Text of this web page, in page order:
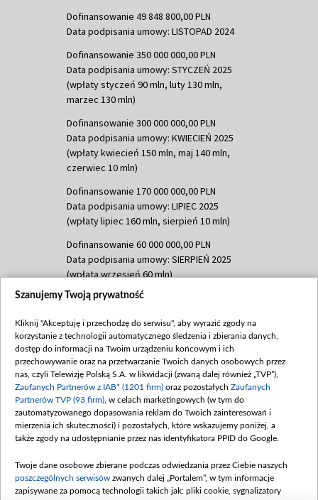
Dofinansowanie 49 848 800,00 PLN
Data podpisania umowy: LISTOPAD 2024
Dofinansowanie 350 000 000,00 PLN
Data podpisania umowy: STYCZEŃ 2025
(wpłaty styczeń 90 mln, luty 130 mln,
marzec 130 mln)
Dofinansowanie 300 000 000,00 PLN
Data podpisania umowy: KWIECIEŃ 2025
(wpłaty kwiecień 150 mln, maj 140 mln,
czerwiec 10 mln)
Dofinansowanie 170 000 000,00 PLN
Data podpisania umowy: LIPIEC 2025
(wpłaty lipiec 160 mln, sierpień 10 mln)
Dofinansowanie 60 000 000,00 PLN
Data podpisania umowy: SIERPIEŃ 2025
(wpłata wrzesień 60 mln)
Dofinansowanie 635 783 051,21 PLN
(wpłata wrzesień 100 mln, październik 350
mln, listopad 265 mln)
Dofinansowanie 48 862 000,00 PLN
Data podpisania umowy: GRUDZIEŃ 2025
(wpłata grudzień 60,548 mln)
Dofinansowanie 900 000 000,00 PLN
Data podpisania umowy: LUTY 2026 (wpłata
kwiecień 180 mln, 7 maja 180 mln, 8
czerwca 90 mln)
Szanujemy Twoją prywatność
Kliknij "Akceptuję i przechodzę do serwisu", aby wyrazić zgody na
korzystanie z technologii automatycznego śledzenia i zbierania danych,
dostęp do informacji na Twoim urządzeniu końcowym i ich
przechowywanie oraz na przetwarzanie Twoich danych osobowych przez
nas, czyli Telewizję Polską S.A. w likwidacji (zwaną dalej również „TVP”),
Zaufanych Partnerów z IAB* (1201 firm) oraz pozostałych Zaufanych
Partnerów TVP (93 firm) , w celach marketingowych (w tym do
zautomatyzowanego dopasowania reklam do Twoich zainteresowań i
mierzenia ich skuteczności) i pozostałych, które wskazujemy poniżej, a
także zgody na udostępnianie przez nas identyfikatora PPID do Google.
Twoje dane osobowe zbierane podczas odwiedzania przez Ciebie naszych
poszczególnych serwisów zwanych dalej „Portalem”, w tym informacje
zapisywane za pomocą technologii takich jak: pliki cookie, sygnalizatory